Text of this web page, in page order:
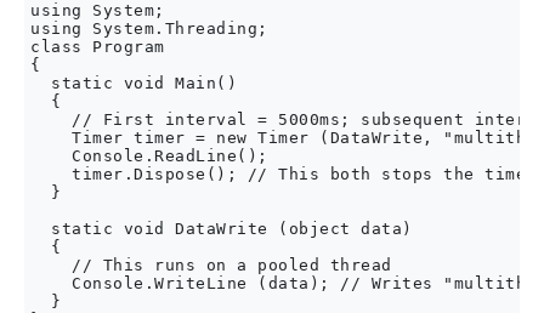
using System;
using System.Threading;
class Program
{
  static void Main()
  {
// First interval = 5000ms; subsequent
Timer timer = new Timer (DataWrite,
    Console.ReadLine();
timer.Dispose(); // This both stops the timer
  }
  static void DataWrite (object data)
  {
    // This runs on a pooled thread
Console.WriteLine (data); // Writes
  }